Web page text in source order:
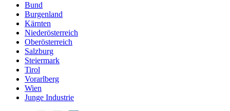
Bund
Burgenland
Kärnten
Niederösterreich
Oberösterreich
Salzburg
Steiermark
Tirol
Vorarlberg
Wien
Junge Industrie